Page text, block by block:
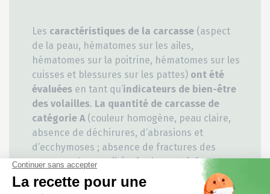
Les caractéristiques de la carcasse (aspect
de la peau, hématomes sur les ailes,
hématomes sur la poitrine, hématomes sur les
cuisses et blessures sur les pattes) ont été
évaluées en tant qu’indicateurs de bien-être
des volailles. La quantité de carcasse de
catégorie A(couleur homogène, peau claire,
absence de déchirures, d’abrasions et
d’ecchymoses ; absence de fractures des
pattes et des orteils) a également été
contrôlée après l’abattage